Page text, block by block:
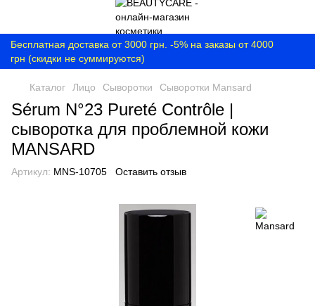
Бесплатная доставка от 3000 грн. -5% на заказы от 4000
грн (скидки не суммируются)
Каталог Лицо Сыворотки Сыворотки Mansard
Sérum N°23 Pureté Contrôle |
сыворотка для проблемной кожи
MANSARD
Артикул: MNS-10705 Оставить отзыв